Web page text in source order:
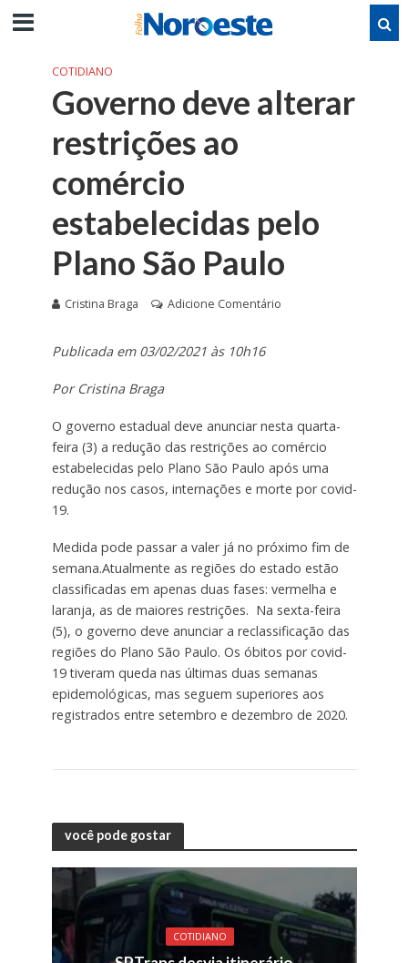
COTIDIANO
Governo deve alterar
restrições ao
comércio
estabelecidas pelo
Plano São Paulo
Cristina Braga Adicione Comentário
Publicada em 03/02/2021 às 10h16
Por Cristina Braga
O governo estadual deve anunciar nesta quarta-
feira (3) a redução das restrições ao comércio
estabelecidas pelo Plano São Paulo após uma
redução nos casos, internações e morte por covid-
19.
Medida pode passar a valer já no próximo fim de
semana.Atualmente as regiões do estado estão
classificadas em apenas duas fases: vermelha e
laranja, as de maiores restrições. Na sexta-feira
(5), o governo deve anunciar a reclassificação das
regiões do Plano São Paulo. Os óbitos por covid-
19 tiveram queda nas últimas duas semanas
epidemológicas, mas seguem superiores aos
registrados entre setembro e dezembro de 2020.
você pode gostar
COTIDIANO